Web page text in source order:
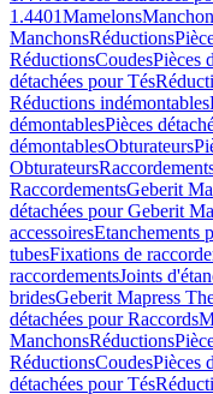
1.4401Mamelons
ManchonsRéductions
RéductionsCoudesPièces
détachées pour Tés
Réductions indémontables
démontablesPièces
démontablesObturateurs
Obturateurs
RaccordementsGeberit
détachées pour Geberit
accessoiresEtanchements
tubesFixations de
raccordementsJoints
bridesGeberit Mapress
détachées pour Raccords
ManchonsRéductions
RéductionsCoudesPièces
détachées pour Tés